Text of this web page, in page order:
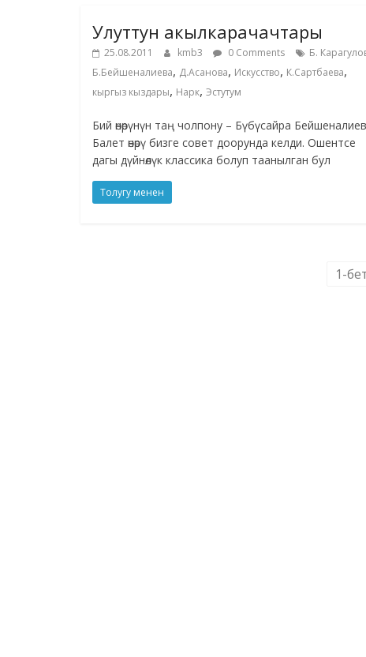
Улуттун акылкарачачтары
25.08.2011 kmb3 0 Comments Б.
Б.Бейшеналиева, Д.Асанова, Искусство, К.Сартбаева,
кыргыз кыздары, Нарк, Эстутум
Бий өнөрүнүн таң чолпону – Бүбүсайра
Балет өнөрү бизге совет доорунда келди. Ошентсе
дагы дүйнөлүк классика болуп таанылган бул
Толугу менен
1-